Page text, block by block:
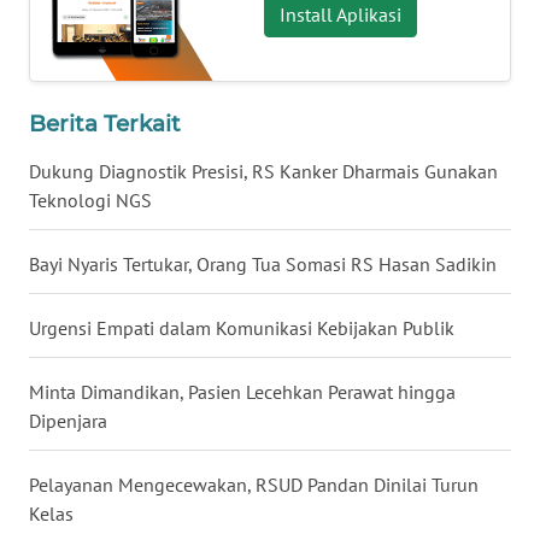
Install Aplikasi
Berita Terkait
Dukung Diagnostik Presisi, RS Kanker Dharmais Gunakan
Teknologi NGS
Bayi Nyaris Tertukar, Orang Tua Somasi RS Hasan Sadikin
Urgensi Empati dalam Komunikasi Kebijakan Publik
Minta Dimandikan, Pasien Lecehkan Perawat hingga
Dipenjara
Pelayanan Mengecewakan, RSUD Pandan Dinilai Turun
Kelas
WN
NTB
WN
SULTENG
WN
SULBAR
WN
SUMBAR
SUMSEL